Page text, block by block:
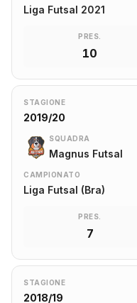
Liga Futsal 2021
PRES.
10
STAGIONE
2019/20
SQUADRA
Magnus Futsal
CAMPIONATO
Liga Futsal (Bra)
PRES.
7
STAGIONE
2018/19